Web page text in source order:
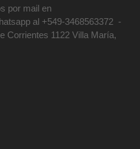
por mail en
al +549-3468563372 -
Corrientes 1122 Villa María,